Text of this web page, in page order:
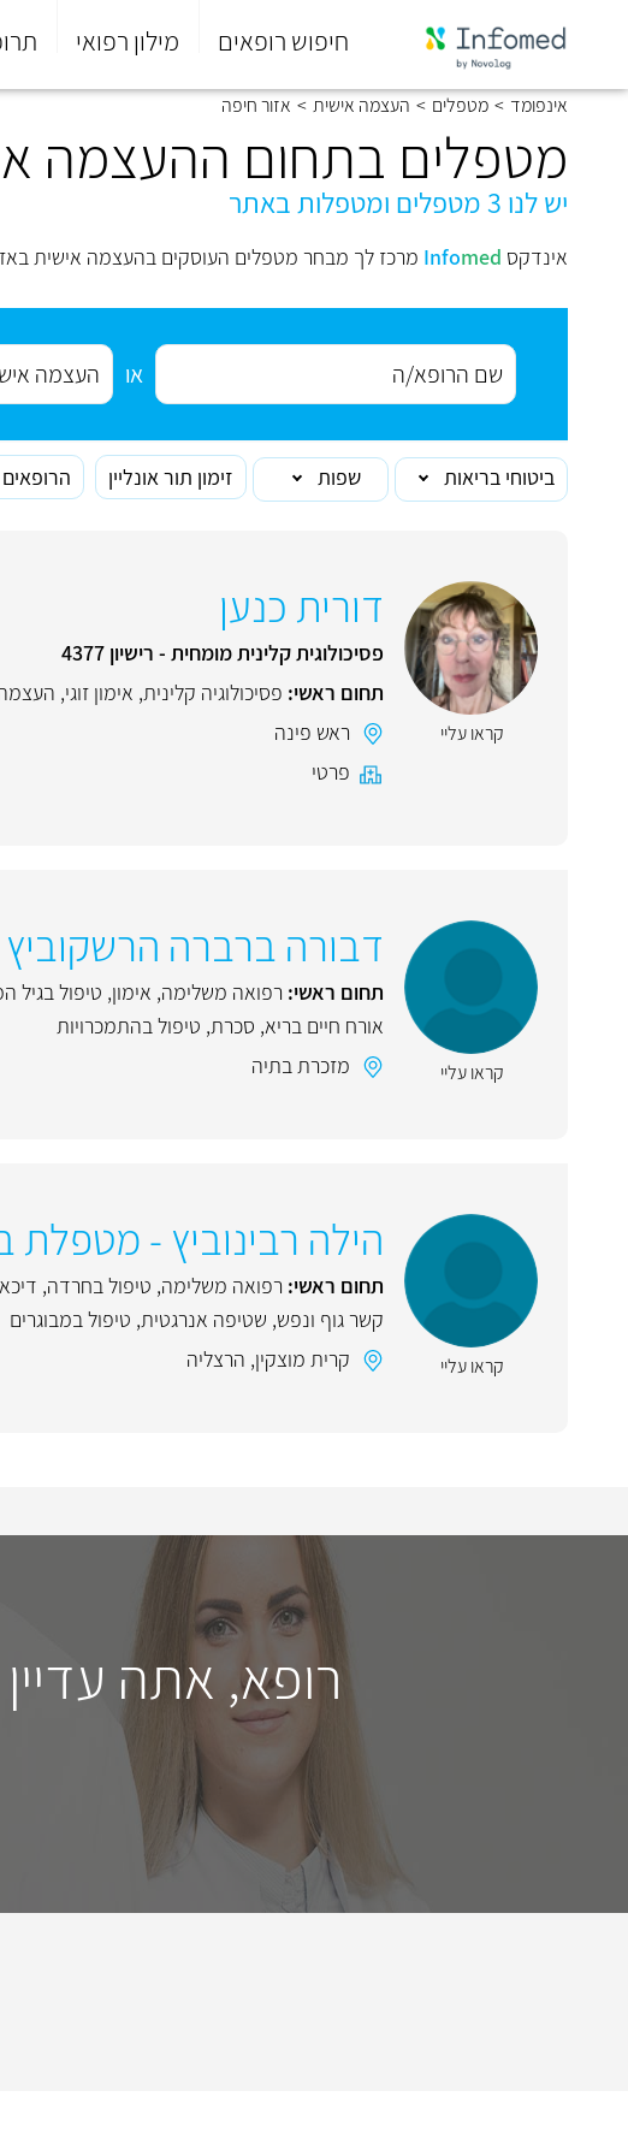
חיפוש רופאים מילון רפואי
סוף
התפריט
אינפומד > מטפלים > העצמה אישית > אזור חיפה
מטפלים בתחום ההעצמה
יש לנו 3 מטפלים ומטפלות באתר
אינדקס Infomed מרכז לך מבחר מטפלים העוסקים בהעצמה אישית
או
ביטוחי בריאות שפות זימון תור אונליין
קראו עליי
דורית כנען
פסיכולוגית קלינית מומחית - רישיון 4377
תחום ראשי: פסיכולוגיה קלינית, אימון זוגי,
ראש פינה
פרטי
קראו עליי
דבורה ברברה הרשקוביץ -
תחום ראשי: רפואה משלימה, אימון, טיפול בגיל
אורח חיים בריא, סכרת, טיפול בהתמכרויות
מזכרת בתיה
קראו עליי
הילה רבינוביץ -
תחום ראשי: רפואה משלימה, טיפול בחרדה,
קשר גוף ונפש, שטיפה אנרגטית, טיפול במבוגרים
קרית מוצקין, הרצליה
רופא, אתה